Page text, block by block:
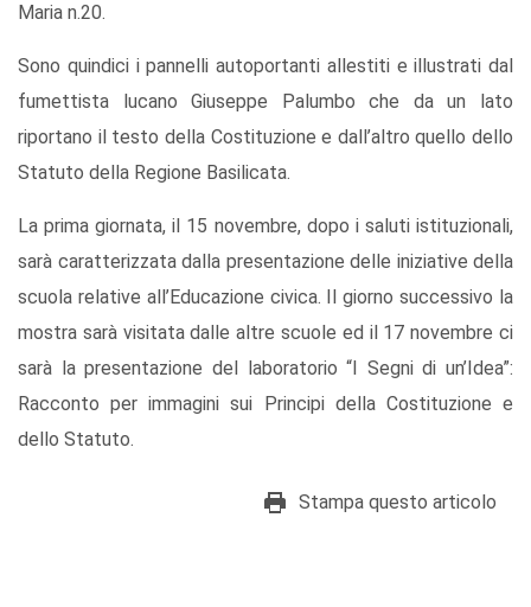
Maria n.20.
Sono quindici i pannelli autoportanti allestiti e illustrati dal
fumettista lucano Giuseppe Palumbo che da un lato
riportano il testo della Costituzione e dall’altro quello dello
Statuto della Regione Basilicata.
La prima giornata, il 15 novembre, dopo i saluti istituzionali,
sarà caratterizzata dalla presentazione delle iniziative della
scuola relative all’Educazione civica. Il giorno successivo la
mostra sarà visitata dalle altre scuole ed il 17 novembre ci
sarà la presentazione del laboratorio “I Segni di un’Idea”:
Racconto per immagini sui Principi della Costituzione e
dello Statuto.
Stampa questo articolo